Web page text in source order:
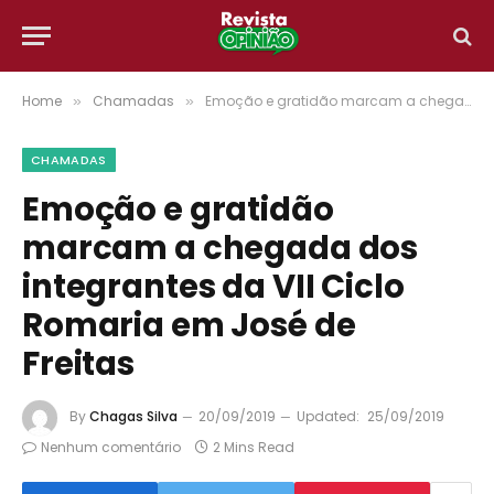
Home » Chamadas » Emoção e gratidão marcam a chegada dos integrantes da VII Ciclo Romaria em José de Freitas
CHAMADAS
Emoção e gratidão
marcam a chegada dos
integrantes da VII Ciclo
Romaria em José de
Freitas
ByChagas Silva 20/09/2019 Updated: 25/09/2019
Nenhum comentário
2 Mins Read